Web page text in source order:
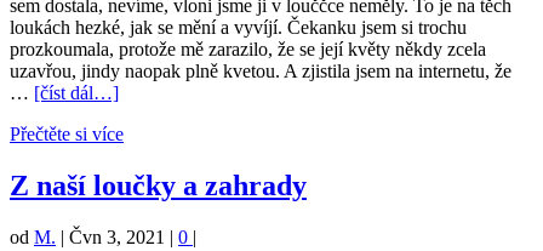
sem dostala, nevíme, vloni jsme ji v louččce neměly. To je na těch
loukách hezké, jak se mění a vyvíjí. Čekanku jsem si trochu
prozkoumala, protože mě zarazilo, že se její květy někdy zcela
uzavřou, jindy naopak plně kvetou. A zjistila jsem na internetu, že
… [číst dál…]
Přečtěte si více
Z naší loučky a zahrady
od M. | Čvn 3, 2021 | 0 |